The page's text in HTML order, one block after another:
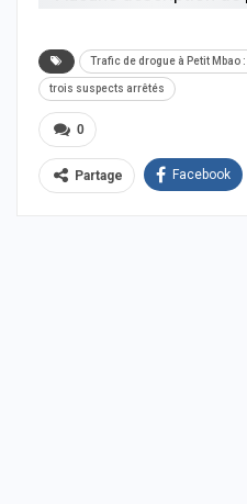
Trafic de drogue à Petit Mbao
trois suspects arrêtés
0
Partage Facebook